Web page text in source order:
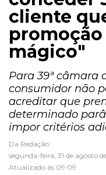
cliente
mágico"
Para 39ª câmara
consumidor não
acreditar que
determinado
impor critérios
Da Redação
segunda-feira, 31 de agosto
Atualizado às 09:09